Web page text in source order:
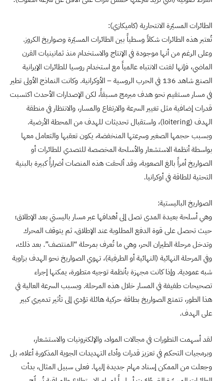
الطائرات المسيّرة الانتحارية (كاميكازي):
تُعتبر هذه الطائرات شكلاً وسطياً بين الطائرات المسيّرة وصواريخ الكروز.
وعلى الرغم من أنها موجودة في الإنتاج والاستخدام منذ ثمانينيات القرن
الماضي، فإنها لفتت الانتباه عالمياً مع استخدام روسيا للطائرات الإيرانية
الصنع شاهد 136 في الحرب الروسية – الأوكرانية. وكانت النماذج الأولى تطير
في مسار مستقيم نحو هدف مبرمج مسبقاً، لكن الإصدارات الأحدث اكتسبت
قدرات إضافية مثل تغيير السرعة والارتفاع والمسار، والانتظار في منطقة
الهدف (loitering)، واستقبال تحديثات للهدف من المحطة الأرضية.
وبسبب حجمها الصغير وسرعتها المنخفضة، يكون تعقبها والتعامل معها
بواسطة أنظمة الاستشعار والأسلحة المخصصة للتصدي للطائرات أو
الصواريخ أمراً بالغ الصعوبة، وقد ألحقت هذه المنصات أضراراً كبيرة بالبنية
التحتية للطاقة في أوكرانيا.
الصواريخ الباليستية:
وهي أسلحة بعيدة المدى تصل إلى أهدافها عبر مسار باليستي بعد الإطلاق؛
حيث تحصل على قوة الدفع المطلوبة عند الإطلاق، ثم يتوقف المحرك
وتدخل مرحلة الطيران الحر، وهي ما تُعرف بمرحلة “المنتصف”. بعد ذلك،
وفي المرحلة النهائية (النهائية أو الطرفية)، تهوي الصواريخ نحو الهدف بزاوية
شبه عمودية. وإذا كانت مجهزة بأنظمة توجيه متطورة، يمكنها إجراء
تصحيحات طفيفة في المسار خلال هذه المرحلة. وبسبب السرعة العالية في
هذا الطور، تتمتع الصواريخ بطاقة حركية هائلة تؤدي إلى تأثير تدميري كبير
على الهدف.
لقد أسهمت التطورات في مجالات المواد، والإلكترونيات والاستشعار،
وبرمجيات التحكم في تعزيز قدرات وأداء التهديدات الجوية المذكورة أعلاه، بل
وجعلت من الممكن إسناد مهام جديدة إليها. فعلى سبيل المثال، بدأت